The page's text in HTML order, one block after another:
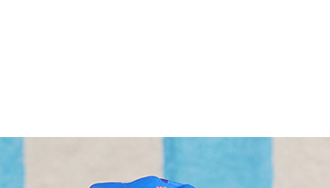
적용됩니다.